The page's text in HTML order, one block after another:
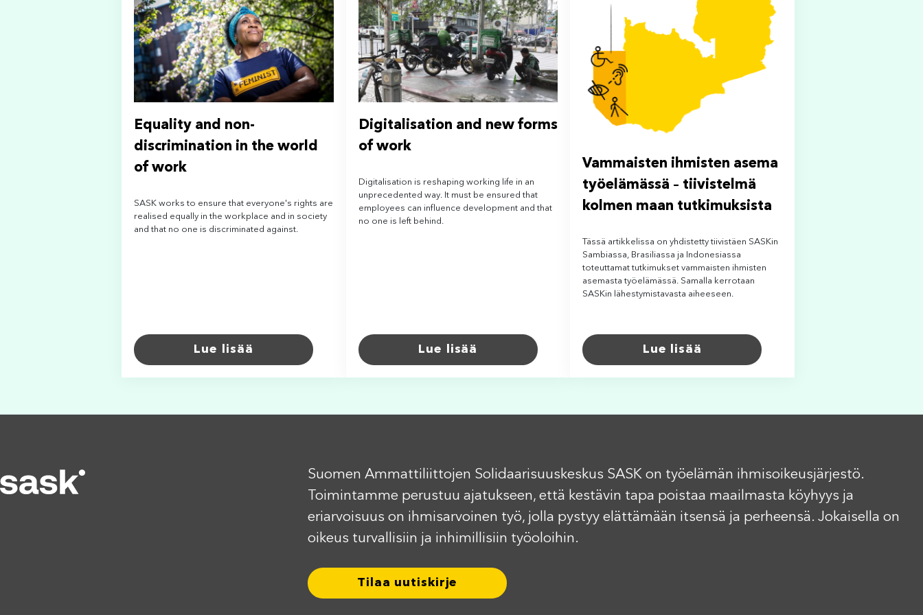
Equality and non-
discrimination in the world
of work
SASK works to ensure that everyone's rights are
realised equally in the workplace and in society
and that no one is discriminated against.
Lue lisää
Digitalisation and new forms
of work
Digitalisation is reshaping working life in an
unprecedented way. It must be ensured that
employees can influence development and that
no one is left behind.
Lue lisää
Vammaisten ihmisten asema
työelämässä – tiivistelmä
kolmen maan tutkimuksista
Tässä artikkelissa on yhdistetty tiivistäen SASKin
Sambiassa, Brasiliassa ja Indonesiassa
toteuttamat tutkimukset vammaisten ihmisten
asemasta työelämässä. Samalla kerrotaan
SASKin lähestymistavasta aiheeseen.
Lue lisää
Suomen Ammattiliittojen Solidaarisuuskeskus SASK on työelämän ihmisoikeusjärjestö.
Toimintamme perustuu ajatukseen, että kestävin tapa poistaa maailmasta köyhyys ja
eriarvoisuus on ihmisarvoinen työ, jolla pystyy elättämään itsensä ja perheensä. Jokaisella on
oikeus turvallisiin ja inhimillisiin työoloihin.
Tilaa uutiskirje